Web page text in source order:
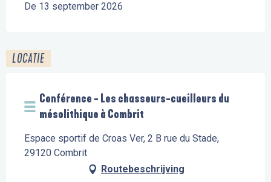
De 13 september 2026
LOCATIE
Conférence - Les chasseurs-cueilleurs du
mésolithique à Combrit
Espace sportif de Croas Ver, 2 B rue du Stade,
29120 Combrit
Routebeschrijving